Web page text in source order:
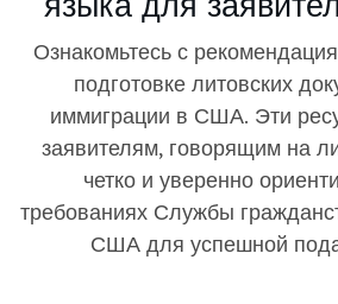
Ознакомьтесь с
подготовке литовских
иммиграции в США. Эти
заявителям, говорящим на
четко и уверенно
требованиях Службы
США для успешной